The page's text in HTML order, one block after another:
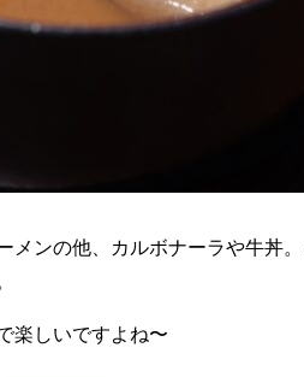
ンの他、カルボナーラや牛丼
楽しいですよね〜